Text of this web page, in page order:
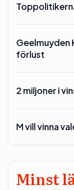
Geelmuyden
förlust
2 miljoner i
M vill vinna
Minst